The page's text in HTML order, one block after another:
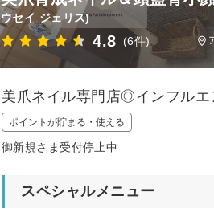
ウセイ ジェリス)
4.8 (6件)
美爪ネイル専門店◎インフル
ポイントが貯まる・使える
御新規さま受付停止中
スペシャルメニュー